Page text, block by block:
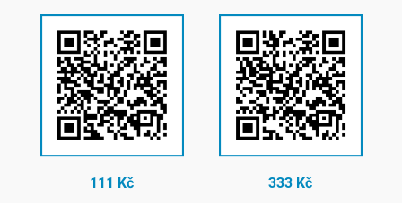
111 Kč 333 Kč